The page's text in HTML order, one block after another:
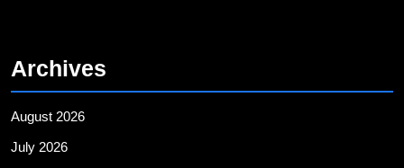
Archives
August 2026
July 2026